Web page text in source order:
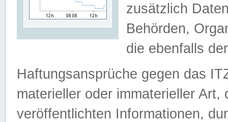
zusätzlich
Behörden,
die ebenfalls
Haftungsansprüche gegen das
materieller oder immaterieller
veröffentlichten Informationen,